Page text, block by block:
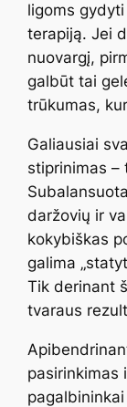
ligoms
terapiją. Jei
nuovargį,
galbūt tai
trūkumas,
Galiausiai
stiprinimas –
daržovių ir
kokybiškas
galima
Tik derinant
tvaraus
pasirinkimas